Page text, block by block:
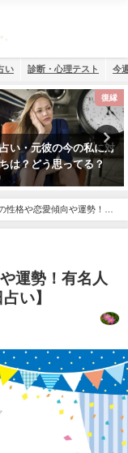
い 診断・心理テスト 今
い・既婚者なのに片思い
愛は上手くいく？諦める
性格や恋愛傾向や運勢！有
運勢！有名人
い】